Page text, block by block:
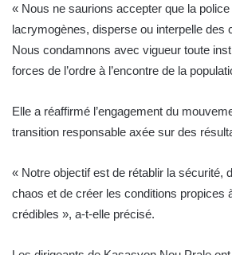
« Nous ne saurions accepter que la
lacrymogènes, disperse ou interpelle des
Nous condamnons avec vigueur toute
forces de l’ordre à l’encontre de la
Elle a réaffirmé l’engagement du
transition responsable axée sur des
« Notre objectif est de rétablir la sécurité,
chaos et de créer les conditions propices
crédibles », a-t-elle précisé.